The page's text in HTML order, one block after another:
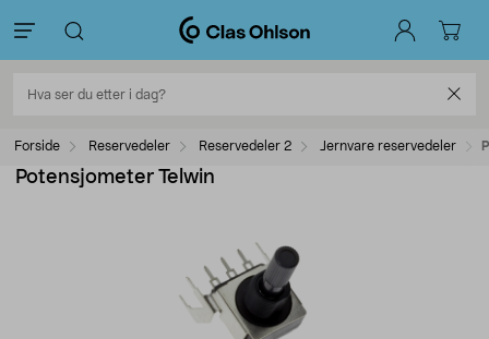
Forside Reservedeler Reservedeler 2 Jernvare reservedeler
Potensjometer Telwin